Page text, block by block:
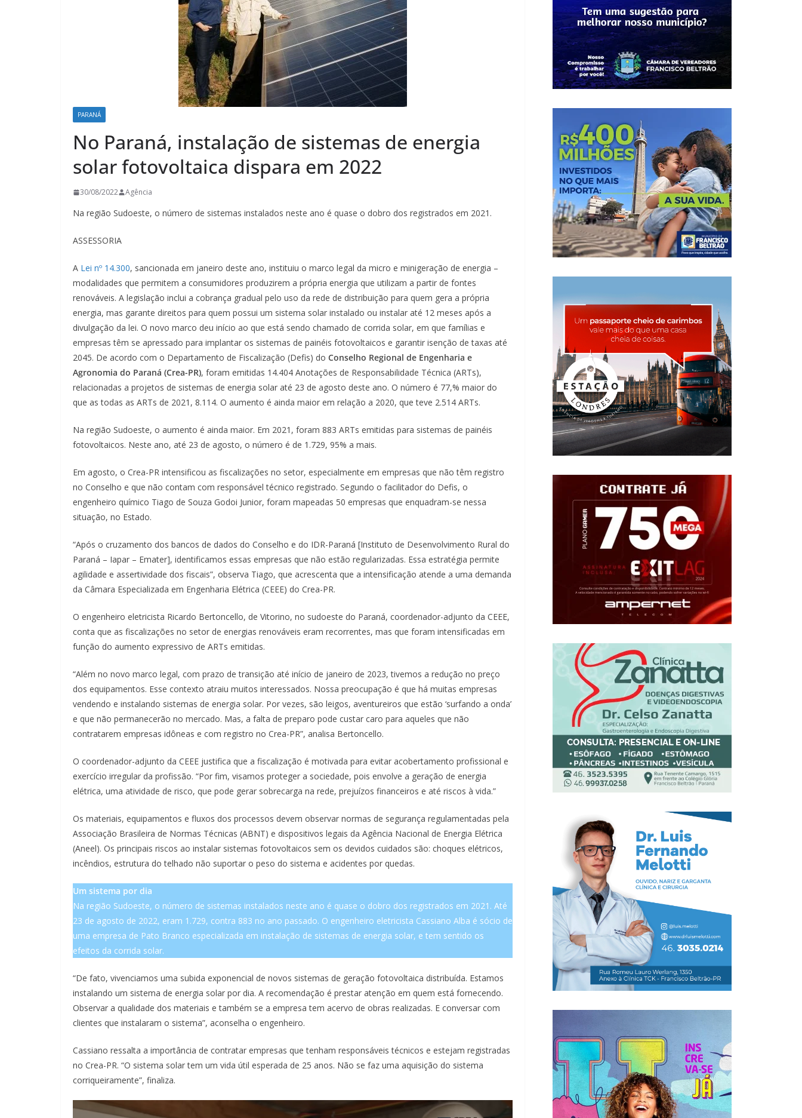
PARANÁ
No Paraná, instalação de sistemas de energia
solar fotovoltaica dispara em 2022
30/08/2022 Agência
Na região Sudoeste, o número de sistemas instalados neste ano é quase o dobro dos registrados em 2021.
ASSESSORIA
A Lei nº 14.300, sancionada em janeiro deste ano, instituiu o marco legal da micro e minigeração de energia –
modalidades que permitem a consumidores produzirem a própria energia que utilizam a partir de fontes
renováveis. A legislação inclui a cobrança gradual pelo uso da rede de distribuição para quem gera a própria
energia, mas garante direitos para quem possui um sistema solar instalado ou instalar até 12 meses após a
divulgação da lei. O novo marco deu início ao que está sendo chamado de corrida solar, em que famílias e
empresas têm se apressado para implantar os sistemas de painéis fotovoltaicos e garantir isenção de taxas até
2045. De acordo com o Departamento de Fiscalização (Defis) do Conselho Regional de Engenharia e
Agronomia do Paraná (Crea-PR), foram emitidas 14.404 Anotações de Responsabilidade Técnica (ARTs),
relacionadas a projetos de sistemas de energia solar até 23 de agosto deste ano. O número é 77,% maior do
que as todas as ARTs de 2021, 8.114. O aumento é ainda maior em relação a 2020, que teve 2.514 ARTs.
Na região Sudoeste, o aumento é ainda maior. Em 2021, foram 883 ARTs emitidas para sistemas de painéis
fotovoltaicos. Neste ano, até 23 de agosto, o número é de 1.729, 95% a mais.
Em agosto, o Crea-PR intensificou as fiscalizações no setor, especialmente em empresas que não têm registro
no Conselho e que não contam com responsável técnico registrado. Segundo o facilitador do Defis, o
engenheiro químico Tiago de Souza Godoi Junior, foram mapeadas 50 empresas que enquadram-se nessa
situação, no Estado.
“Após o cruzamento dos bancos de dados do Conselho e do IDR-Paraná [Instituto de Desenvolvimento Rural do
Paraná – Iapar – Emater], identificamos essas empresas que não estão regularizadas. Essa estratégia permite
agilidade e assertividade dos fiscais”, observa Tiago, que acrescenta que a intensificação atende a uma demanda
da Câmara Especializada em Engenharia Elétrica (CEEE) do Crea-PR.
O engenheiro eletricista Ricardo Bertoncello, de Vitorino, no sudoeste do Paraná, coordenador-adjunto da CEEE,
conta que as fiscalizações no setor de energias renováveis eram recorrentes, mas que foram intensificadas em
função do aumento expressivo de ARTs emitidas.
“Além no novo marco legal, com prazo de transição até início de janeiro de 2023, tivemos a redução no preço
dos equipamentos. Esse contexto atraiu muitos interessados. Nossa preocupação é que há muitas empresas
vendendo e instalando sistemas de energia solar. Por vezes, são leigos, aventureiros que estão ‘surfando a onda’
e que não permanecerão no mercado. Mas, a falta de preparo pode custar caro para aqueles que não
contratarem empresas idôneas e com registro no Crea-PR”, analisa Bertoncello.
O coordenador-adjunto da CEEE justifica que a fiscalização é motivada para evitar acobertamento profissional e
exercício irregular da profissão. “Por fim, visamos proteger a sociedade, pois envolve a geração de energia
elétrica, uma atividade de risco, que pode gerar sobrecarga na rede, prejuízos financeiros e até riscos à vida.”
Os materiais, equipamentos e fluxos dos processos devem observar normas de segurança regulamentadas pela
Associação Brasileira de Normas Técnicas (ABNT) e dispositivos legais da Agência Nacional de Energia Elétrica
(Aneel). Os principais riscos ao instalar sistemas fotovoltaicos sem os devidos cuidados são: choques elétricos,
incêndios, estrutura do telhado não suportar o peso do sistema e acidentes por quedas.
Um sistema por dia
Na região Sudoeste, o número de sistemas instalados neste ano é quase o dobro dos registrados em 2021. Até
23 de agosto de 2022, eram 1.729, contra 883 no ano passado. O engenheiro eletricista Cassiano Alba é sócio de
uma empresa de Pato Branco especializada em instalação de sistemas de energia solar, e tem sentido os
efeitos da corrida solar.
“De fato, vivenciamos uma subida exponencial de novos sistemas de geração fotovoltaica distribuída. Estamos
instalando um sistema de energia solar por dia. A recomendação é prestar atenção em quem está fornecendo.
Observar a qualidade dos materiais e também se a empresa tem acervo de obras realizadas. E conversar com
clientes que instalaram o sistema”, aconselha o engenheiro.
Cassiano ressalta a importância de contratar empresas que tenham responsáveis técnicos e estejam registradas
no Crea-PR. “O sistema solar tem um vida útil esperada de 25 anos. Não se faz uma aquisição do sistema
corriqueiramente”, finaliza.